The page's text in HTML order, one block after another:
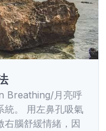
Breathing/月亮呼
統。 用左鼻孔吸氣
右腦舒緩情緒，因